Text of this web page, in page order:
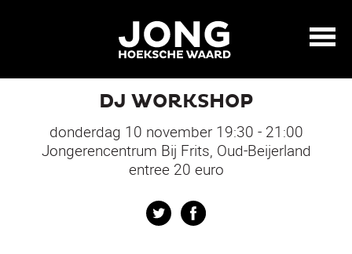
DJ WORKSHOP
donderdag 10 november 19:30 - 21:00
Jongerencentrum Bij Frits, Oud-Beijerland
entree 20 euro
Twitter